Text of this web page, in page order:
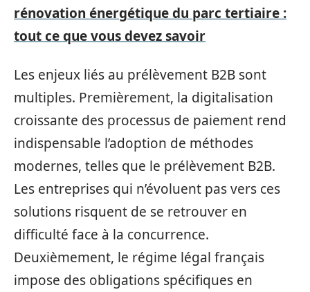
rénovation énergétique du parc tertiaire :
tout ce que vous devez savoir
Les enjeux liés au prélèvement B2B sont
multiples. Premièrement, la digitalisation
croissante des processus de paiement rend
indispensable l’adoption de méthodes
modernes, telles que le prélèvement B2B.
Les entreprises qui n’évoluent pas vers ces
solutions risquent de se retrouver en
difficulté face à la concurrence.
Deuxièmement, le régime légal français
impose des obligations spécifiques en